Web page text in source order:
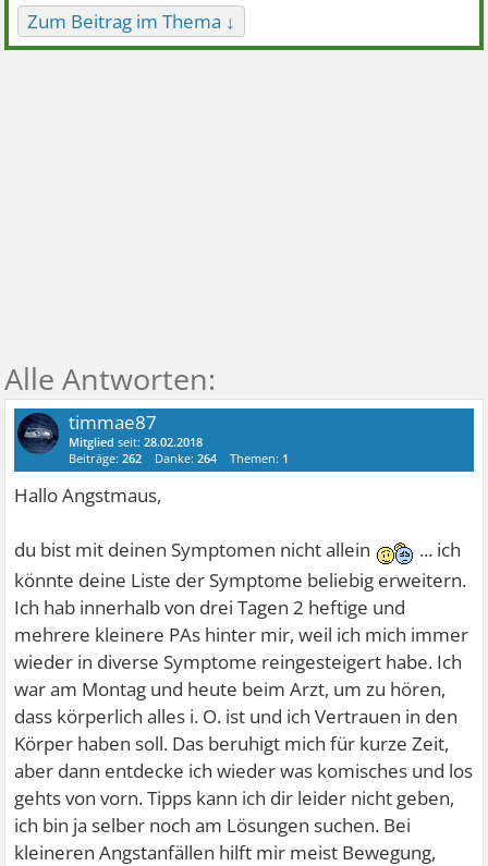
Zum Beitrag im Thema ↓
timmae87
Mitglied seit:28.02.2018
Beiträge:262 Danke:264 Themen: 1
Hallo Angstmaus,
du bist mit deinen Symptomen nicht allein
... ich
könnte deine Liste der Symptome beliebig erweitern.
Ich hab innerhalb von drei Tagen 2 heftige und
mehrere kleinere PAs hinter mir, weil ich mich immer
wieder in diverse Symptome reingesteigert habe. Ich
war am Montag und heute beim Arzt, um zu hören,
dass körperlich alles i. O. ist und ich Vertrauen in den
Körper haben soll. Das beruhigt mich für kurze Zeit,
aber dann entdecke ich wieder was komisches und los
gehts von vorn. Tipps kann ich dir leider nicht geben,
ich bin ja selber noch am Lösungen suchen. Bei
kleineren Angstanfällen hilft mir meist Bewegung,